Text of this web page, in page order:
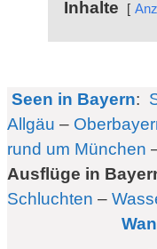
Inhalte
Seen in Bayern:
Allgäu –
rund um München
Ausflüge in
Schluchten –